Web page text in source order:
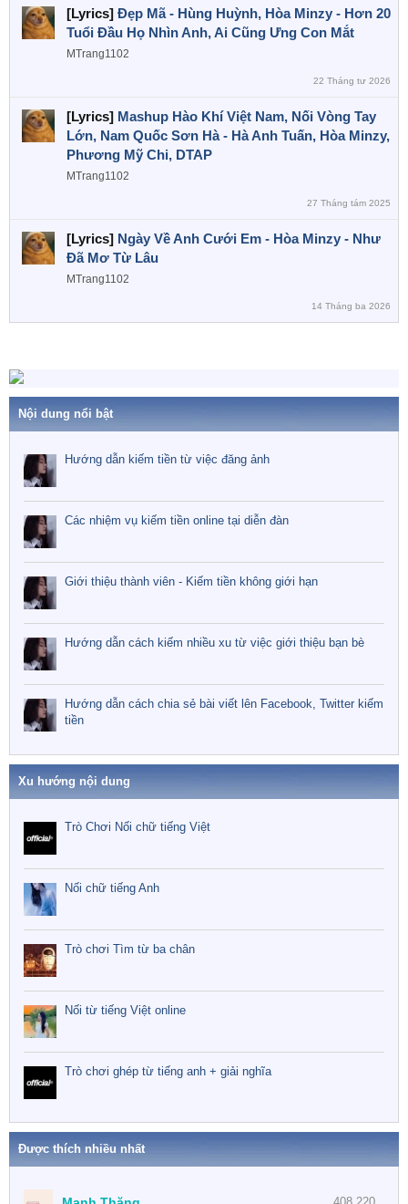
[Lyrics] Đẹp Mã - Hùng Huỳnh, Hòa Minzy - Hơn 20
Tuổi Đầu Họ Nhìn Anh, Ai Cũng Ưng Con Mắt
MTrang1102
22 Tháng tư 2026
[Lyrics] Mashup Hào Khí Việt Nam, Nối Vòng Tay
Lớn, Nam Quốc Sơn Hà - Hà Anh Tuấn, Hòa Minzy,
Phương Mỹ Chi, DTAP
MTrang1102
27 Tháng tám 2025
[Lyrics] Ngày Về Anh Cưới Em - Hòa Minzy - Như
Đã Mơ Từ Lâu
MTrang1102
14 Tháng ba 2026
Nội dung nổi bật
Hướng dẫn kiếm tiền từ việc đăng ảnh
Các nhiệm vụ kiếm tiền online tại diễn đàn
Giới thiệu thành viên - Kiếm tiền không giới hạn
Hướng dẫn cách kiếm nhiều xu từ việc giới thiệu bạn bè
Hướng dẫn cách chia sẻ bài viết lên Facebook, Twitter kiếm
tiền
Xu hướng nội dung
Trò Chơi Nối chữ tiếng Việt
Nối chữ tiếng Anh
Trò chơi Tìm từ ba chân
Nối từ tiếng Việt online
Trò chơi ghép từ tiếng anh + giải nghĩa
Được thích nhiều nhất